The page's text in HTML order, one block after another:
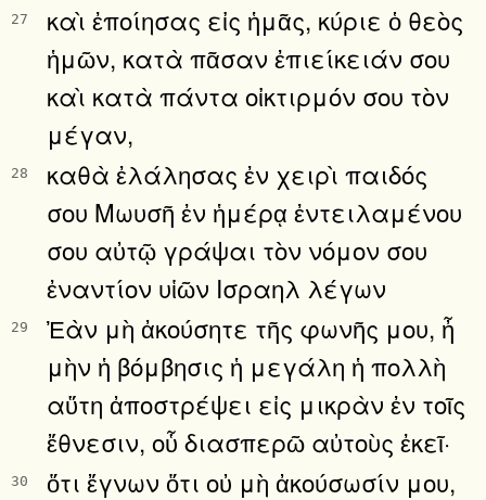
27
καὶ ἐποίησας εἰς ἡμᾶς, κύριε ὁ θεὸς
ἡμῶν, κατὰ πᾶσαν ἐπιείκειάν σου
καὶ κατὰ πάντα οἰκτιρμόν σου τὸν
μέγαν,
28
καθὰ ἐλάλησας ἐν χειρὶ παιδός
σου Μωυσῆ ἐν ἡμέρᾳ ἐντειλαμένου
σου αὐτῷ γράψαι τὸν νόμον σου
ἐναντίον υἱῶν Ισραηλ λέγων
29
Ἐὰν μὴ ἀκούσητε τῆς φωνῆς μου, ἦ
μὴν ἡ βόμβησις ἡ μεγάλη ἡ πολλὴ
αὕτη ἀποστρέψει εἰς μικρὰν ἐν τοῖς
ἔθνεσιν, οὗ διασπερῶ αὐτοὺς ἐκεῖ·
30
ὅτι ἔγνων ὅτι οὐ μὴ ἀκούσωσίν μου,